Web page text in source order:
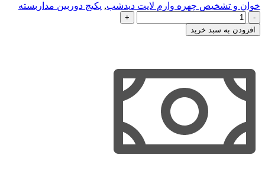
خوان و تشخیص چهره وارم لایت دیدشب, پکیج دوربین مداربسته
پک
کامل
8
مداربسته
مگاپیکسل
فول
دی
پلاک
افزودن به سبد خرید